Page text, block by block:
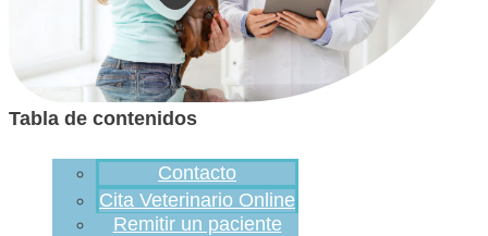
Contacto
Cita Veterinario Online
Remitir un paciente
Tabla de contenidos